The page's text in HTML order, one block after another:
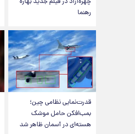
رهنما
قدرت‌نمایی نظامی چین؛
بمب‌افکن حامل موشک
هسته‌ای در آسمان ظاهر شد